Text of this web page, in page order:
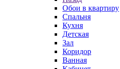
Обои в квартиру
Спальня
Кухня
Детская
Зал
Коридор
Ванная